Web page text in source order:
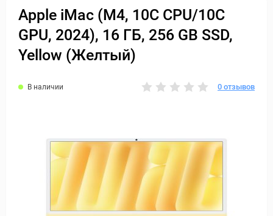
Apple iMac (M4, 10C CPU/10C
GPU, 2024), 16 ГБ, 256 GB SSD,
Yellow (Желтый)
В наличии 0 отзывов